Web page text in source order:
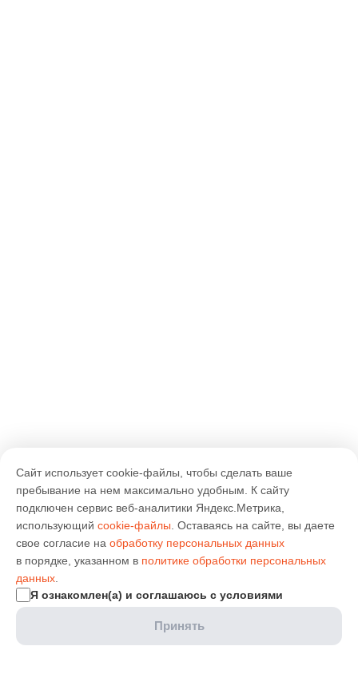
Сайт использует cookie-файлы, чтобы сделать ваше
пребывание на нем максимально удобным. К cайту
подключен сервис веб-аналитики Яндекс.Метрика,
использующий cookie-файлы . Оставаясь на сайте, вы даете
свое согласие на обработку персональных данных
в порядке, указанном в политике обработки персональных
данных
Я ознакомлен(а) и соглашаюсь с условиями
Принять